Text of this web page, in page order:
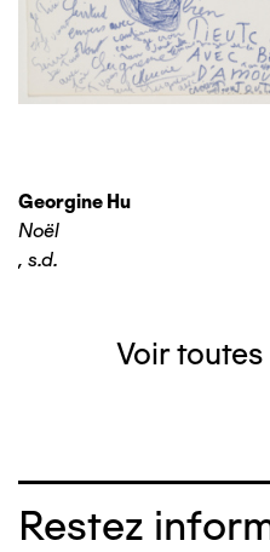
Georgine Hu
Noël
, s.d.
Voir
Restez